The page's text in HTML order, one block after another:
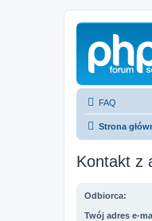
FAQ
Strona
Kontakt z
Odbiorca:
Twój adres e-